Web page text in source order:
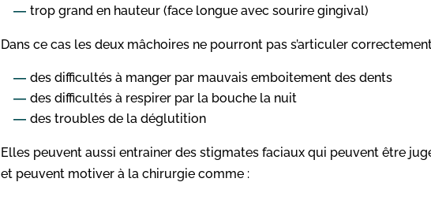
trop grand en hauteur (face longue avec sourire gingival)
Dans ce cas les deux mâchoires ne pourront pas s’articuler
des difficultés à manger par mauvais emboitement des dents
des difficultés à respirer par la bouche la nuit
des troubles de la déglutition
Elles peuvent aussi entrainer des stigmates faciaux qui peuvent être
et peuvent motiver à la chirurgie comme :